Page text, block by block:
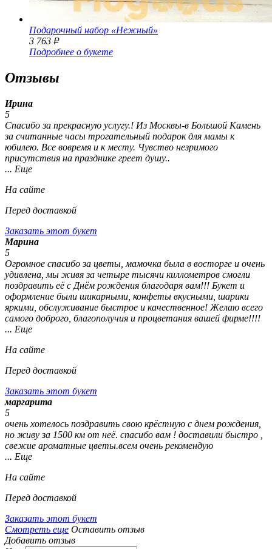
Подарочный набор «Нежный»
3 763 Р
Подробнее о букете
Отзывы
Ирина
5
Спасибо за прекрасную услугу.! Из Москвы-в Большой Камень
за считанные часы трогательный подарок для мамы к
юбилею. Все вовремя и к месту. Чувство незримого
присутствия на празднике греет душу..
... Еще
На сайте
Перед доставкой
Заказать этот букет
Марина
5
Огромное спасибо за цветы, мамочка была в восторге и очень
удивлена, мы живя за четыре тысячи киллометров смогли
поздравить её с Днём рождения благодаря вам!!! Букет и
оформление были шикарными, конфеты вкусными, шарики
яркими, обслуживание быстрое и качественное! Желаю всего
самого доброго, благополучия и процветания вашей фирме!!!!
... Еще
На сайте
Перед доставкой
Заказать этот букет
маргарита
5
очень хотелось поздравить свою крёстную с днем рождения,
но живу за 1500 км от неё. спасибо вам ! доставили быстро ,
свежие ароматные цветы.всем очень рекомендую
... Еще
На сайте
Перед доставкой
Заказать этот букет
Смотреть еще Оставить отзыв
Добавить отзыв